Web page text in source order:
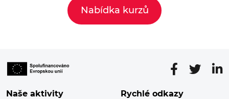
Nabídka kurzů
Naše aktivity Rychlé odkazy